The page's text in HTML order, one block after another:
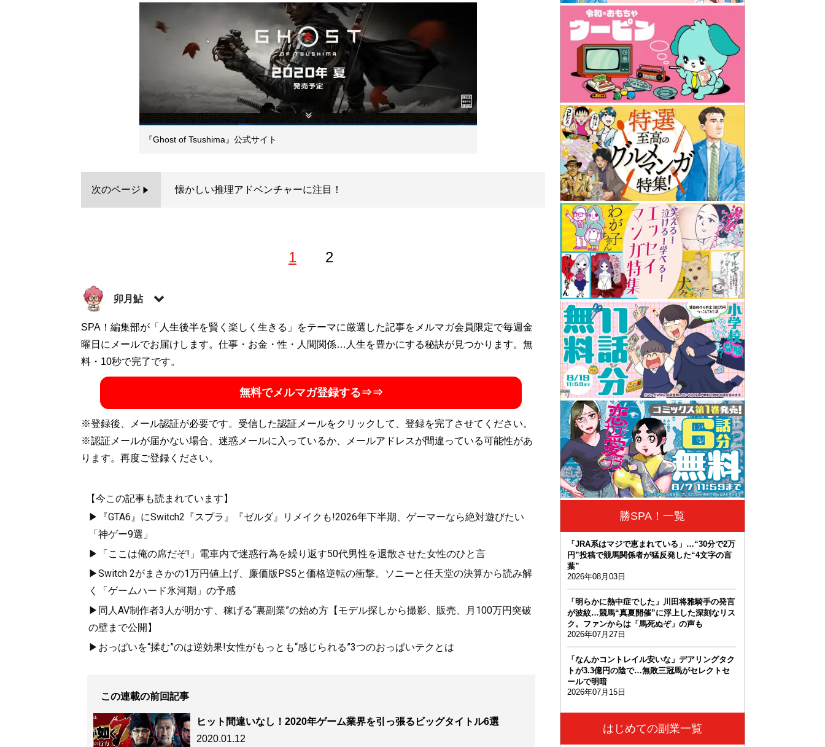
『Ghost of Tsushima』公式サイト
次のページ 懐かしい推理アドベンチャーに注目！
1 2
卯月鮎
ゲーム雑誌・アニメ雑誌の編集を経て独立。ゲーム紹介やコラム、書評を中心にフリーで活動してい
る。雑誌連載をまとめた著作『 はじめてのファミコン～なつかしゲーム子ども実験室～』（マイクロマ
ガジン社）はゲーム実況の先駆けという声も
SPA！編集部が「人生後半を賢く楽しく生きる」をテーマに厳選した記事をメルマガ会員限定で毎週金
曜日にメールでお届けします。仕事・お金・性・人間関係…人生を豊かにする秘訣が見つかります。無
料・10秒で完了です。
無料でメルマガ登録する⇒⇒
※登録後、メール認証が必要です。受信した認証メールをクリックして、登録を完了させてください。
※認証メールが届かない場合、迷惑メールに入っているか、メールアドレスが間違っている可能性があ
ります。再度ご登録ください。
【今この記事も読まれています】
▶『GTA6』にSwitch2『スプラ』『ゼルダ』リメイクも!2026年下半期、ゲーマーなら絶対遊びたい
「神ゲー9選」
▶「ここは俺の席だぞ!」電車内で迷惑行為を繰り返す50代男性を退散させた女性のひと言
▶Switch 2がまさかの1万円値上げ、廉価版PS5と価格逆転の衝撃。ソニーと任天堂の決算から読み解
く「ゲームハード氷河期」の予感
▶同人AV制作者3人が明かす、稼げる“裏副業”の始め方【モデル探しから撮影、販売、月100万円突破
の壁まで公開】
▶おっぱいを“揉む”のは逆効果!女性がもっとも“感じられる”3つのおっぱいテクとは
この連載の前回記事
ヒット間違いなし！2020年ゲーム業界を引っ張るビッグタイトル6選
2020.01.12
勝SPA！一覧
「JRA系はマジで恵まれている」…“30分で2万
円”投稿で競馬関係者が猛反発した“4文字の言
葉”
2026年08月03日
「明らかに熱中症でした」川田将雅騎手の発言
が波紋…競馬“真夏開催”に浮上した深刻なリス
ク。ファンからは「馬死ぬぞ」の声も
2026年07月27日
「なんかコントレイル安いな」デアリングタク
トが3.3億円の陰で…無敗三冠馬がセレクトセ
ールで明暗
2026年07月15日
はじめての副業一覧